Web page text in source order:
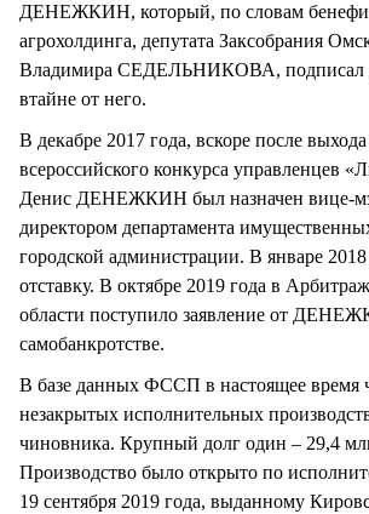
ДЕНЕЖКИН, который, по словам
агрохолдинга, депутата Заксобрания
Владимира СЕДЕЛЬНИКОВА, подписал
втайне от него.
В декабре 2017 года, вскоре после
всероссийского конкурса управленцев
Денис ДЕНЕЖКИН был назначен вице-
директором департамента
городской администрации. В январе
отставку. В октябре 2019 года в
области поступило заявление от
самобанкротстве.
В базе данных ФССП в настоящее время
незакрытых исполнительных
чиновника. Крупный долг один – 29,4
Производство было открыто по
19 сентября 2019 года, выданному